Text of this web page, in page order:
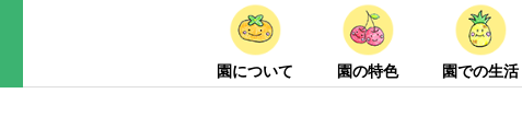
園について 園の特色 園での生活